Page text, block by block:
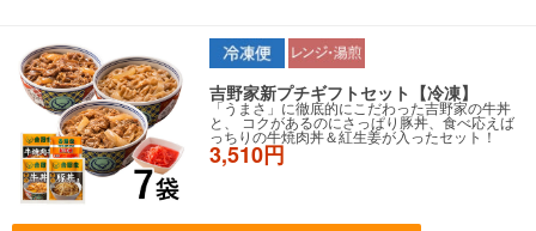
吉野家新プチギフトセット【冷凍】
「うまさ」に徹底的にこだわった吉野家の牛丼
と、 コクがあるのにさっぱり豚丼、食べ応えば
っちりの牛焼肉丼＆紅生姜が入ったセット！
3,510円